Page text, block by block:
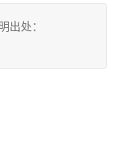
出处：